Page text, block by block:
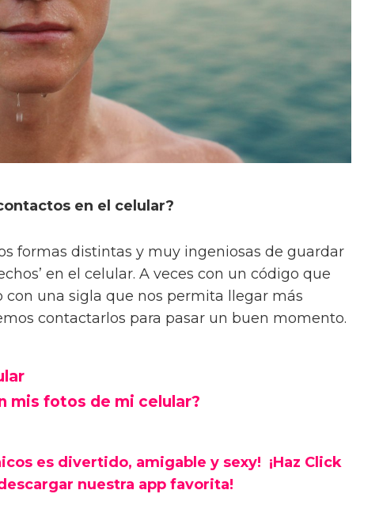
en el celular?
formas distintas y muy ingeniosas de guardar
en el celular. A veces con un código que
con una sigla que nos permita llegar más
contactarlos para pasar un buen momento.
mis fotos de mi celular?
es divertido, amigable y sexy! ¡Haz Click
nuestra app favorita!